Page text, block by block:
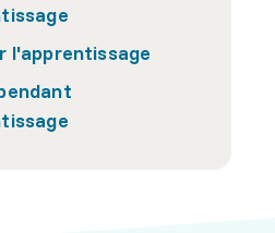
l'apprentissage